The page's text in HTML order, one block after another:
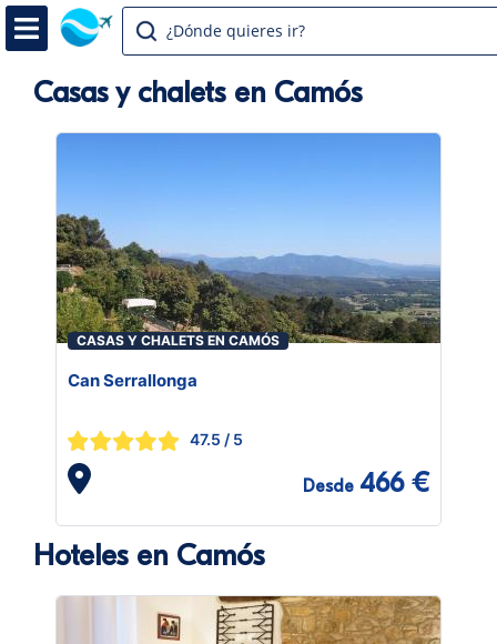
¿Dónde quieres ir?
Casas y chalets en Camós
CASAS Y CHALETS EN CAMÓS
Can Serrallonga
47.5 / 5
Desde 466 €
Hoteles en Camós